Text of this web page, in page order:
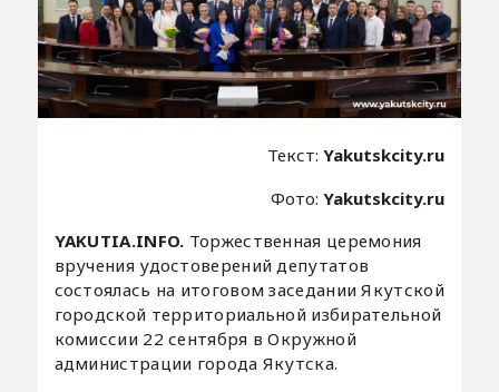
Текст:Yakutskcity.ru
Фото:Yakutskcity.ru
YAKUTIA.INFO. Торжественная церемония
вручения удостоверений депутатов
состоялась на итоговом заседании Якутской
городской территориальной избирательной
комиссии 22 сентября в Окружной
администрации города Якутска.